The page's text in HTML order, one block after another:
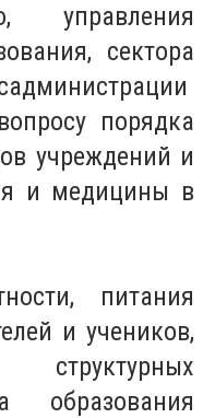
управления
сектора
порядка
учреждений и
и медицины в
питания
и учеников,
образования